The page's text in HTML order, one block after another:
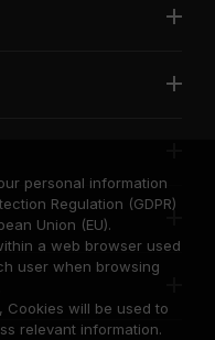
personal information
Regulation (GDPR)
Union (EU).
a web browser used
user when browsing
Cookies will be used to
relevant information.